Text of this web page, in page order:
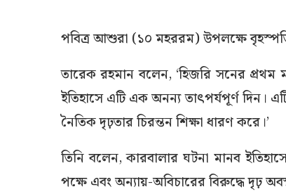
পবিত্র আশুরা (১০ মহররম) উপলক্ষে
তারেক রহমান বলেন, ‘হিজরি সনের
ইতিহাসে এটি এক অনন্য তাৎপর্যপূর্ণ দিন।
নৈতিক দৃঢ়তার চিরন্তন শিক্ষা ধারণ করে।’
তিনি বলেন, কারবালার ঘটনা মানব
পক্ষে এবং অন্যায়-অবিচারের বিরুদ্ধে দৃঢ়